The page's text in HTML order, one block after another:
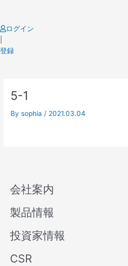
content
ログイン
登録
5-1
Bysophia / 2021.03.04
会社案内
製品情報
投資家情報
CSR